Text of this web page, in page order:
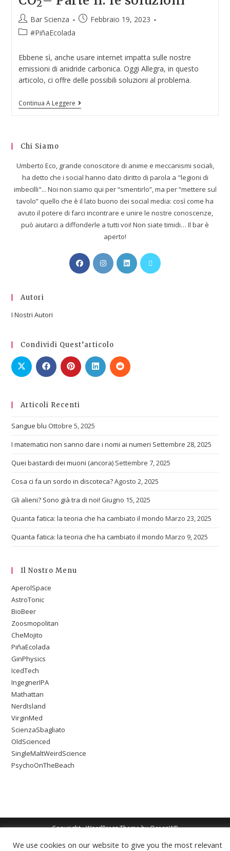
2
Bar Scienza
Febbraio 19, 2023
#PiñaEcolada
Ebbene sì, anche usare internet impatta sulle nostre
emissioni di anidride carbonica. Oggi Allegra, in questo
articolo, ci offre delle possibili soluzioni al problema.
Continua A Leggere
Chi Siamo
Umberto Eco, grande conoscitore di anime e meccanismi sociali,
ha detto che i social hanno dato diritto di parola a "legioni di
imbecilli"... Noi non siamo qui per “smentirlo”, ma per “mettere sul
tavolo” quello che è il lato buono dei social media: così come ha
avuto il potere di farci incontrare e unire le nostre conoscenze,
può aiutarci a diffonderle a tutti voi! Non siate timidi… Il bar è
aperto!
Autori
I Nostri Autori
Condividi Quest’articolo
Articoli Recenti
Sangue blu Ottobre 5, 2025
I matematici non sanno dare i nomi ai numeri Settembre 28, 2025
Quei bastardi dei muoni (ancora) Settembre 7, 2025
Cosa ci fa un sordo in discoteca?Agosto 2, 2025
Gli alieni? Sono già tra di noi! Giugno 15, 2025
Quanta fatica: la teoria che ha cambiato il mondo Marzo 23, 2025
Quanta fatica: la teoria che ha cambiato il mondo Marzo 9, 2025
Il Nostro Menu
AperolSpace
AstroTonic
BioBeer
Zoosmopolitan
CheMojito
PiñaEcolada
GinPhysics
IcedTech
IngegnerIPA
Mathattan
NerdIsland
VirginMed
ScienzaSbagliato
OldScienced
SingleMaltWeirdScience
PsychoOnTheBeach
Copyright - WordPress Theme by OceanWP
We use cookies on our website to give you the most relevant